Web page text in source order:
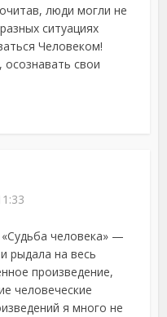
люди могли не
ситуациях
Человеком!
свои
человека» —
рыдала на весь
произведение,
человеческие
я много не